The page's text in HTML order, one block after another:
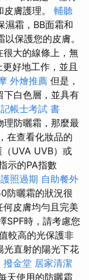
膚護理。 輔聽
濕霜，BB面霜和
保護您的皮膚。
很大的線條上，無
好地工作，並且
外燴推薦 但是，
下白色層，並具有
記帳士考試 書
理防曬霜，那麼最
在查看化妝品的
UVA UVB）或
示的PA指數
護照過期 自助餐外
防曬霜的狀況很
何皮膚均勻且完美
SPF時，請考慮您
較高的光保護非
光直射的陽光下花
撥金堂 居家清潔
天使用的防曬霜